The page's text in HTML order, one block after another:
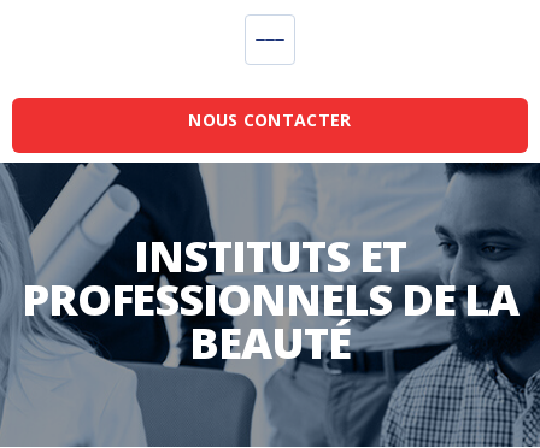
NOUS CONTACTER
INSTITUTS ET
PROFESSIONNELS DE LA
BEAUTÉ